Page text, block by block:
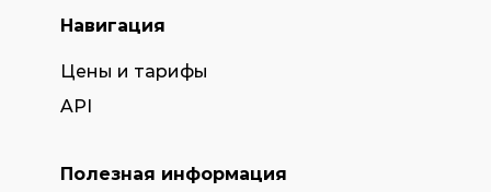
Навигация
Цены и тарифы
API
Полезная информация